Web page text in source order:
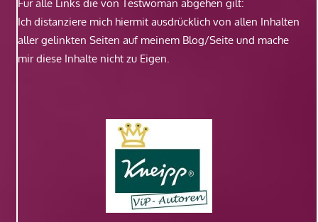
Für alle Links die von Testwoman abgehen gilt:
Ich distanziere mich hiermit ausdrücklich von allen Inhalten
aller gelinkten Seiten auf meinem Blog/Seite und mache
mir diese Inhalte nicht zu Eigen.